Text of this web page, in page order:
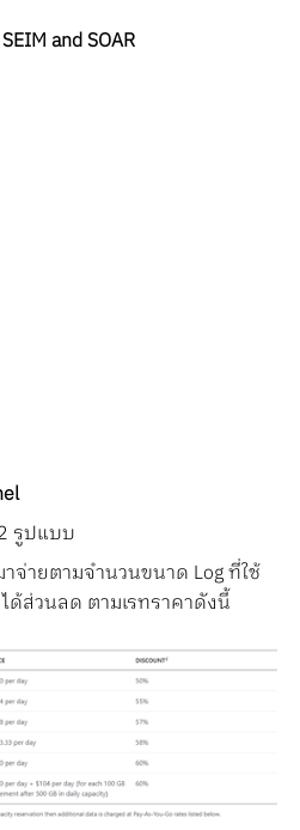
and SOAR
รูปแบบ
จ่ายตามจำนวนขนาด Log ที่ใช้
ด้ส่วนลด ตามเรทราคาดังนี้